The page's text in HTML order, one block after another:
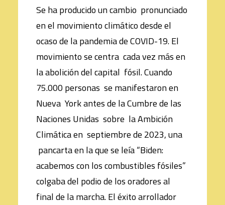
Se ha producido un cambio pronunciado
en el movimiento climático desde el
ocaso de la pandemia de COVID-19. El
movimiento se centra cada vez más en
la abolición del capital fósil. Cuando
75.000 personas se manifestaron en
Nueva York antes de la Cumbre de las
Naciones Unidas sobre la Ambición
Climática en septiembre de 2023, una
pancarta en la que se leía “Biden:
acabemos con los combustibles fósiles”
colgaba del podio de los oradores al
final de la marcha. El éxito arrollador